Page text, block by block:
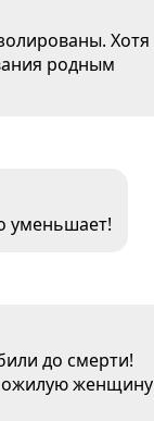
Хотя
родным
уменьшает!
до смерти!
женщину